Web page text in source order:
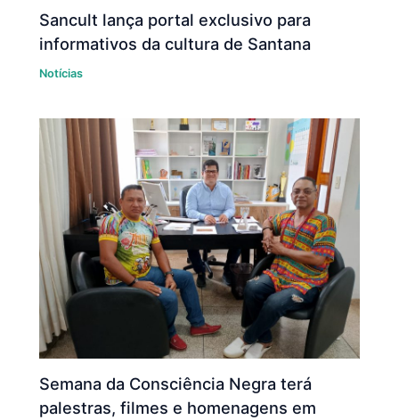
Sancult lança portal exclusivo para
informativos da cultura de Santana
Notícias
Semana da Consciência Negra terá
palestras, filmes e homenagens em